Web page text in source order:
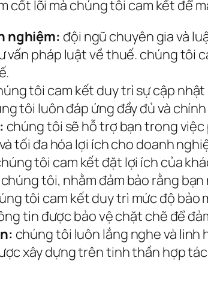
cốt lõi mà chúng tôi cam kết để
nghiệm: đội ngũ chuyên gia và
vấn pháp luật về thuế. chúng tôi
tôi cam kết duy trì sự cập
tôi luôn đáp ứng đầy đủ và
chúng tôi sẽ hỗ trợ bạn trong
tối đa hóa lợi ích cho doanh
tôi cam kết đặt lợi ích của
tôi, nhằm đảm bảo rằng
tôi cam kết duy trì mức độ bảo
tin được bảo vệ chặt chẽ để
chúng tôi luôn lắng nghe và linh
xây dựng trên tinh thần hợp